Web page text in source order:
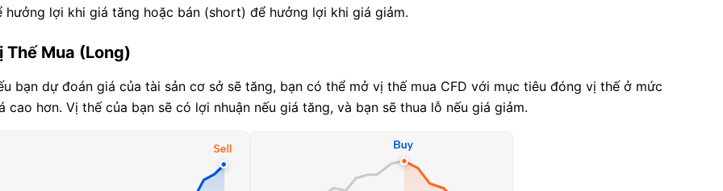
hưởng lợi khi giá tăng hoặc bán (short) để hưởng lợi khi giá giảm.
Thế Mua (Long)
bạn dự đoán giá của tài sản cơ sở sẽ tăng, bạn có thể mở vị thế mua CFD với mục tiêu đóng vị thế ở mức
cao hơn. Vị thế của bạn sẽ có lợi nhuận nếu giá tăng, và bạn sẽ thua lỗ nếu giá giảm.